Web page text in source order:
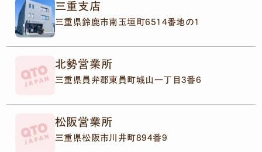
三重支店
三重県鈴鹿市南玉垣町6514番地の1
北勢営業所
三重県員弁郡東員町城山一丁目3番6
松阪営業所
三重県松阪市川井町894番9